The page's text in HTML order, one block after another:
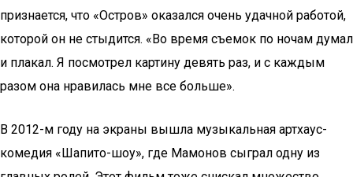
признается, что «Остров» оказался очень удачной работой,
которой он не стыдится. «Во время съемок по ночам думал
и плакал. Я посмотрел картину девять раз, и с каждым
разом она нравилась мне все больше».
В 2012-м году на экраны вышла музыкальная артхаус-
комедия «Шапито-шоу», где Мамонов сыграл одну из